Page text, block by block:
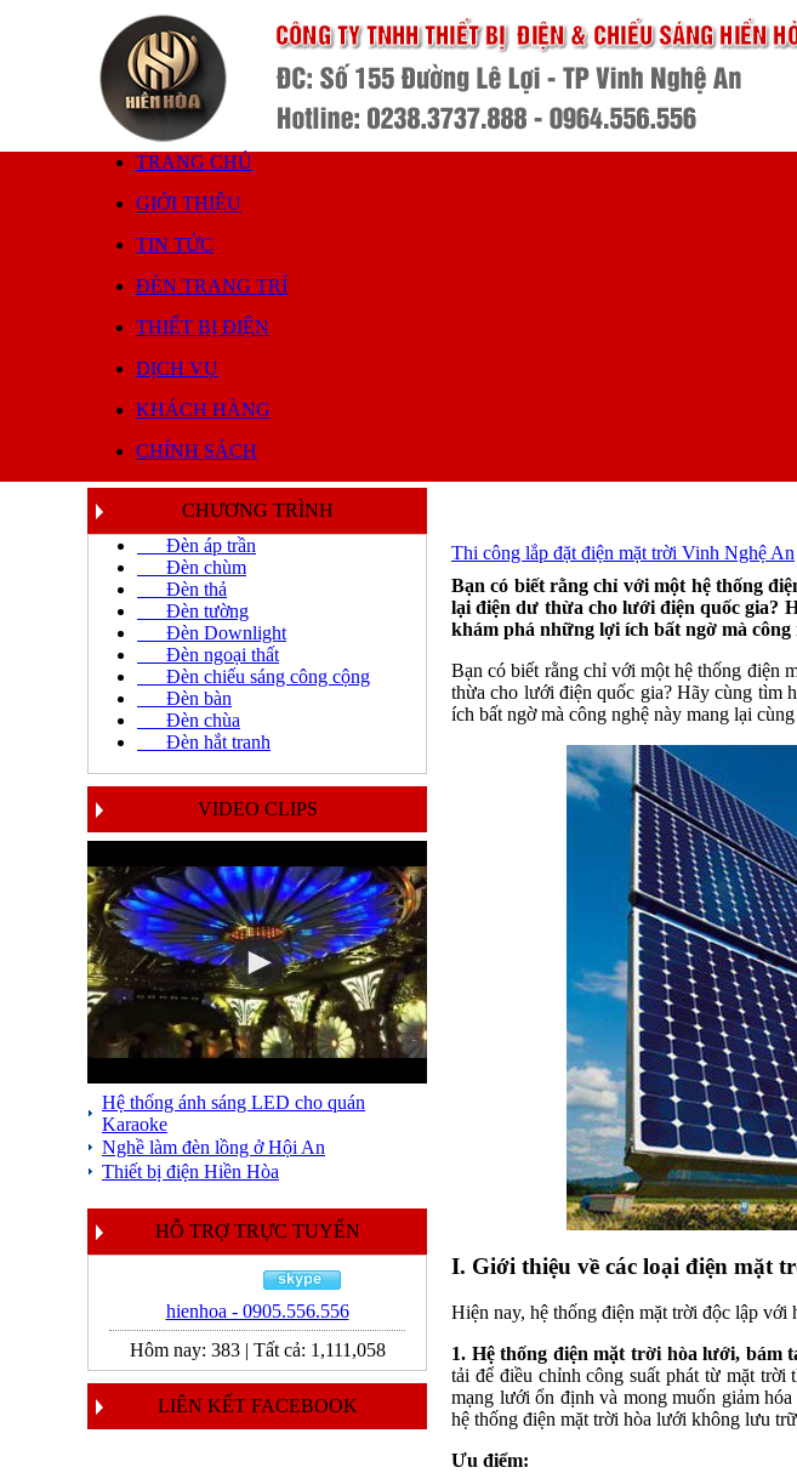
TRANG CHỦ
GIỚI THIỆU
TIN TỨC
ĐÈN TRANG TRÍ
THIẾT BỊ ĐIỆN
DỊCH VỤ
KHÁCH HÀNG
CHÍNH SÁCH
CHƯƠNG TRÌNH
Đèn áp trần
Đèn chùm
Đèn thả
Đèn tường
Đèn Downlight
Đèn ngoại thất
Đèn chiếu sáng công cộng
Đèn bàn
Đèn chùa
Đèn hắt tranh
VIDEO CLIPS
Hệ thống ánh sáng LED cho quán
Karaoke
Nghề làm đèn lồng ở Hội An
Thiết bị điện Hiền Hòa
HỖ TRỢ TRỰC TUYẾN
hienhoa - 0905.556.556
Hôm nay: 383| Tất cả: 1,111,058
LIÊN KẾT FACEBOOK
Thi công lắp đặt điện mặt trời Vinh Nghệ An
Bạn có biết rằng chỉ với một hệ thống
lại điện dư thừa cho lưới điện quốc gia?
khám phá những lợi ích bất ngờ mà công
Bạn có biết rằng chỉ với một hệ thống điện
thừa cho lưới điện quốc gia? Hãy cùng tìm
ích bất ngờ mà công nghệ này mang lại cùng
I. Giới thiệu về các loại điện mặt
Hiện nay, hệ thống điện mặt trời độc lập với
1. Hệ thống điện mặt trời hòa lưới, bám
tải để điều chỉnh công suất phát từ mặt
mạng lưới ổn định và mong muốn giảm
hệ thống điện mặt trời hòa lưới không lưu
Ưu điểm: